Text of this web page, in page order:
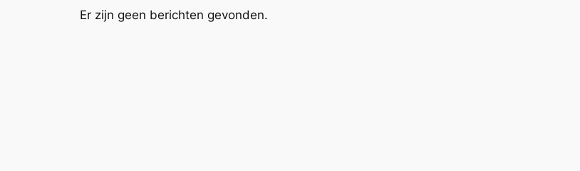
Er zijn geen berichten gevonden.